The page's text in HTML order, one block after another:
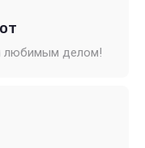
любимым делом!